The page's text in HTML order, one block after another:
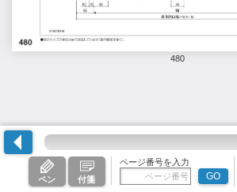
480
ペン 付箋
ページ番号を入力
GO